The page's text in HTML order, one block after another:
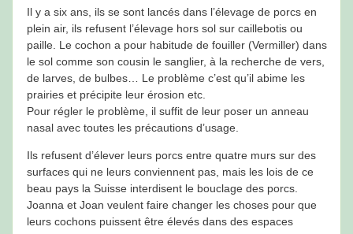
Il y a six ans, ils se sont lancés dans l’élevage de porcs en
plein air, ils refusent l’élevage hors sol sur caillebotis ou
paille. Le cochon a pour habitude de fouiller (Vermiller) dans
le sol comme son cousin le sanglier, à la recherche de vers,
de larves, de bulbes… Le problème c’est qu’il abime les
prairies et précipite leur érosion etc.
Pour régler le problème, il suffit de leur poser un anneau
nasal avec toutes les précautions d’usage.
Ils refusent d’élever leurs porcs entre quatre murs sur des
surfaces qui ne leurs conviennent pas, mais les lois de ce
beau pays la Suisse interdisent le bouclage des porcs.
Joanna et Joan veulent faire changer les choses pour que
leurs cochons puissent être élevés dans des espaces